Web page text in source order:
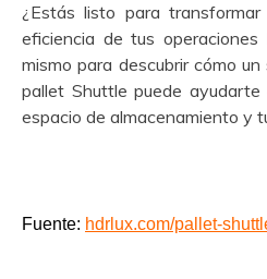
¿Estás listo para
eficiencia de tus
mismo para descubrir cómo
pallet Shuttle puede
espacio de almacenamiento y
Fuente: hdrlux.com/pallet-